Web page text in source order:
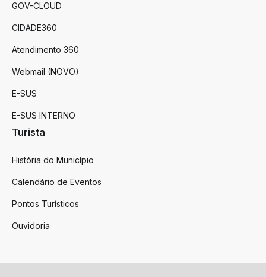
GOV-CLOUD
CIDADE360
Atendimento 360
Webmail (NOVO)
E-SUS
E-SUS INTERNO
Turista
História do Município
Calendário de Eventos
Pontos Turísticos
Ouvidoria